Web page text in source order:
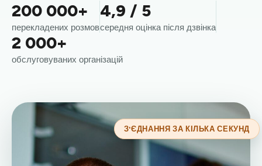
200 000+
перекладених розмов
4,9 / 5
середня оцінка після дзвінка
2 000+
обслуговуваних організацій
З'ЄДНАННЯ ЗА КІЛЬКА СЕКУНД